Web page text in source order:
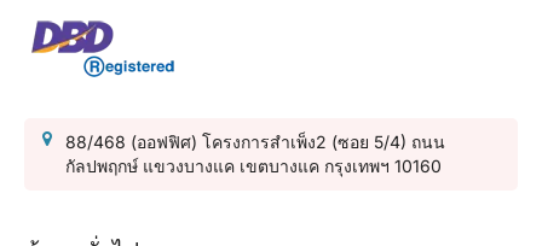
88/468 (ออฟฟิศ) โครงการสำเพ็ง2 (ซอย 5/4) ถนน
กัลปพฤกษ์ แขวงบางแค เขตบางแค กรุงเทพฯ 10160